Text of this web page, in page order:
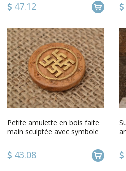
47.12
Petite amulette en bois faite
main sculptée avec symbole
43.08